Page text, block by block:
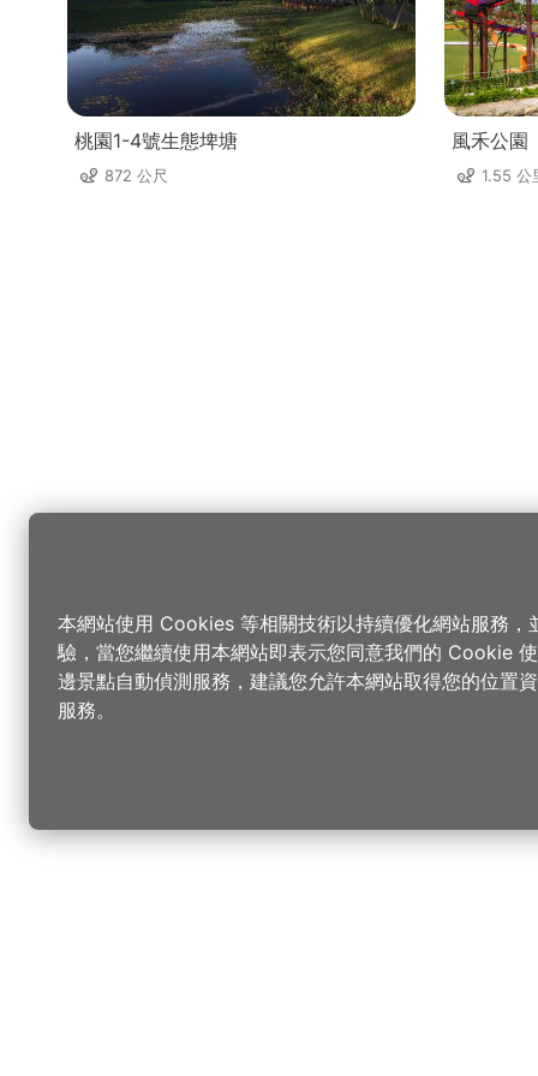
桃園1-4號生態埤塘
872 公尺
風禾公園
1.55 公
本網站使用 Cookies 等相關技術以持續優化網站服務，
驗，當您繼續使用本網站即表示您同意我們的 Cookie
邊景點自動偵測服務，建議您允許本網站取得您的位置
服務。